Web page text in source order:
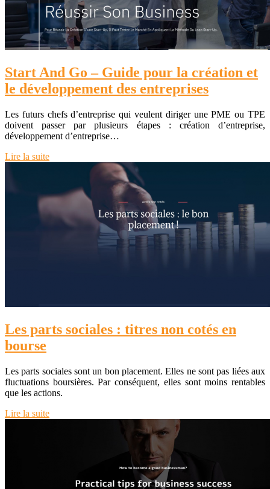
Start And Go – Guide pour la création et
le développement des entreprises
Les futurs chefs d’entreprise qui veulent diriger une PME ou TPE
doivent passer par plusieurs étapes : création d’entreprise,
développement d’entreprise…
Lire la suite
Les parts sociales : titres non cotés en
bourse
Les parts sociales sont un bon placement. Elles ne sont pas liées aux
fluctuations boursières. Par conséquent, elles sont moins rentables
que les actions.
Lire la suite